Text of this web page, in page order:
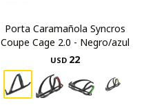
Porta Caramañola Syncros
Coupe Cage 2.0 - Negro/azul
USD 22